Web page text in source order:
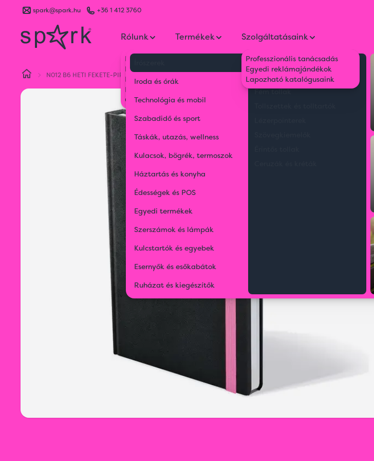
spark@spark.hu +36 1 412 3760
Rólunk
Kik vagyunk
Kapcsolat
Blog
Karrier
Gyakran Ismételt Kérdések
Termékek
Iroda és órák
Technológia és mobil
Szabadidő és sport
Táskák, utazás, wellness
Kulacsok, bögrék, termoszok
Háztartás és konyha
Édességek és POS
Egyedi termékek
Szerszámok és lámpák
Kulcstartók és egyebek
Esernyők és esőkabátok
Ruházat és kiegészítők
Környezetbarát tollak
Műanyag tollak
Fém tollak
Szolgáltatásaink
Professzionális tanácsadás
Egyedi reklámajándékok
Lapozható katalógusaink
N012 B6 HETI FEKETE-PIROS